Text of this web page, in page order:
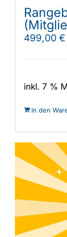
499,00 €
inkl. 7 %
In den